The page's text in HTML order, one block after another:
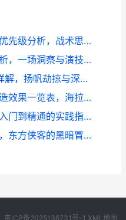
使命召唤手游连杀奖励选择优先级分析，战术思维的胜利阶梯
蛋仔派对揪出捣蛋鬼身份解析，一场洞察与演技的终极博弈
**刺客信条4黑旗新增内容详解，扬帆劫掠与深海沉宝**
塞尔达传说王国之泪余料建造效果一览表，海拉鲁的创意基石
我的世界模组安装方法，从入门到精通的实践指南
影之刃零魂系游戏突破创新，东方侠客的黑暗冒险之旅
京ICP备2025136731号-1 XML地图